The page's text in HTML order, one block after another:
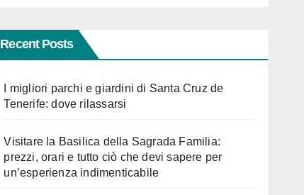
Recent Posts
I migliori parchi e giardini di Santa Cruz de
Tenerife: dove rilassarsi
Visitare la Basilica della Sagrada Familia:
prezzi, orari e tutto ciò che devi sapere per
un’esperienza indimenticabile